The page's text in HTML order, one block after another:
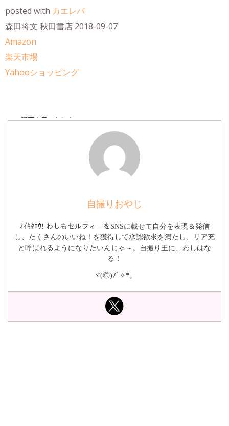
posted with カエレバ
森田将文 秋田書店 2018-09-07
Amazon
楽天市場
Yahooショッピング
この記事を書いたヒト
自撮りおやじ
ｵｲｷﾀﾛｳ! わしもセルフィーをSNSに載せて自分を表現＆発信
し、たくさんのいいね！を獲得して承認欲求を満たし、リア充
と呼ばれるようになりたいんじゃ～。自撮り王に、わしはな
る！
ヾ(◎)ﾉﾞ✧*。